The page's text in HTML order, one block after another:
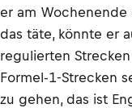
er am Wochenende
das täte, könnte er
regulierten
Formel-1-Strecken
zu gehen, das ist